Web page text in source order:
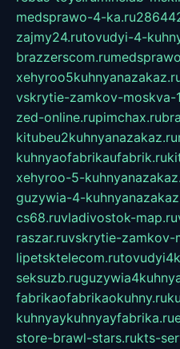
medsprawo-4-ka.ru
zajmy24.rutovudyi-4-
brazzerscom.ru
vskrytie-zamkov-moskva-
zed-online.rupimchax.ru
kitubeu2kuhnyanazakaz.ru
kuhnyaofabrikaufabrik.ru
xehyroo-5-
guzywia-4-
cs68.ruvladivostok-map.ru
raszar.ruvskrytie-zamkov-
lipetsktelecom.ru
seksuzb.ru
fabrikaofabrikaokuhny.ru
kuhnyaykuhnyayfabrika.ru
store-brawl-stars.rukts-